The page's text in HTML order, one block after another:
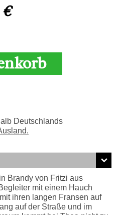
€
Deutschlands
Brandy von Fritzi aus
mit einem Hauch
ihren langen Fransen auf
auf der Straße und im